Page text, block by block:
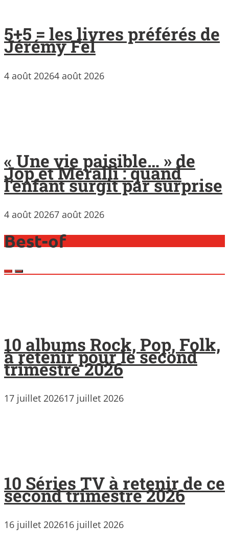
5+5 = les livres préférés de
Jérémy Fel
4 août 20264 août 2026
« Une vie paisible… » de
Jop et Meralli : quand
l’enfant surgit par surprise
4 août 20267 août 2026
Best-of
10 albums Rock, Pop, Folk,
à retenir pour le second
trimestre 2026
17 juillet 202617 juillet 2026
10 Séries TV à retenir de ce
second trimestre 2026
16 juillet 202616 juillet 2026